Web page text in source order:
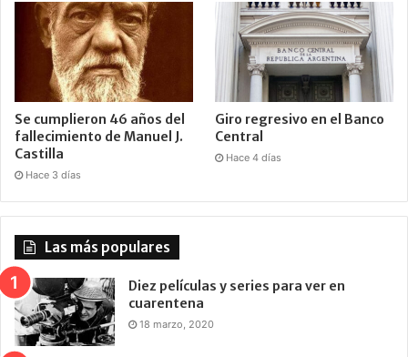
Se cumplieron 46 años del
fallecimiento de Manuel J.
Castilla
Hace 3 días
Giro regresivo en el Banco
Central
Hace 4 días
Las más populares
Diez películas y series para ver en
cuarentena
18 marzo, 2020